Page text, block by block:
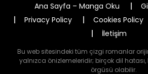
Ana Sayfa – Manga Oku
Privacy Policy
Cookies Policy
İletişim
Bu web sitesindeki tüm çizgi romanlar
yalnızca önizlemeleridir; birçok dil
örgüsü olabilir.